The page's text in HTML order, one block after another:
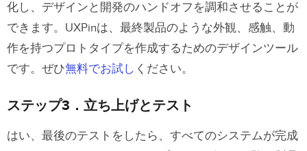
化し、デザインと開発のハンドオフを調和させることが
できます。UXPinは、最終製品のような外観、感触、動
作を持つプロトタイプを作成するためのデザインツール
です。ぜひ無料でお試し ください。
ステップ3．立ち上げとテスト
はい、最後のテストをしたら、すべてのシステムが完成